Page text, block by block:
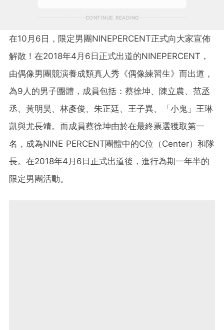
CONTINUE READING
在10月6日，限定男團NINEPERCENT正式向大家宣佈
解散！在2018年4月6日正式出道的NINEPERCENT，
由偶像男團競演養成類真人秀《偶像練習生》而出道，
為9人的男子團體，成員包括：蔡徐坤、陳立農、范丞
丞、黃明昊、林彥俊、朱正廷、王子異、「小鬼」王琳
凱與尤長靖。而成員蔡徐坤由於在最終票選獲取第一
名，成為NINE PERCENT團體中的C位（Center）和隊
長。在2018年4月6日正式出道後，進行為期一年半的
限定男團活動。